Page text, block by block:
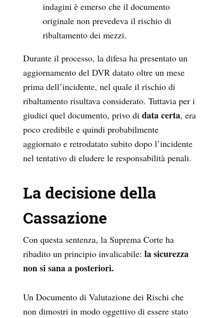
indagini è emerso che il documento
originale non prevedeva il rischio di
ribaltamento dei mezzi.
Durante il processo, la difesa ha presentato un
aggiornamento del DVR datato oltre un mese
prima dell’incidente, nel quale il rischio di
ribaltamento risultava considerato. Tuttavia per i
giudici quel documento, privo di data certa, era
poco credibile e quindi probabilmente
aggiornato e retrodatato subito dopo l’incidente
nel tentativo di eludere le responsabilità penali.
La decisione della
Cassazione
Con questa sentenza, la Suprema Corte ha
ribadito un principio invalicabile: la sicurezza
non si sana a posteriori.
Un Documento di Valutazione dei Rischi che
non dimostri in modo oggettivo di essere stato